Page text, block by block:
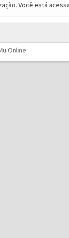
Você está
Online